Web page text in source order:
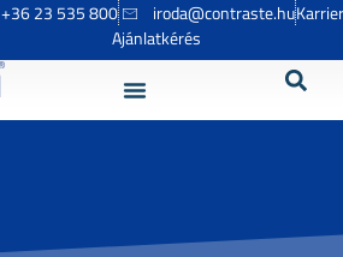
+36 23 535 800 iroda@contraste.huKarrier
Ajánlatkérés